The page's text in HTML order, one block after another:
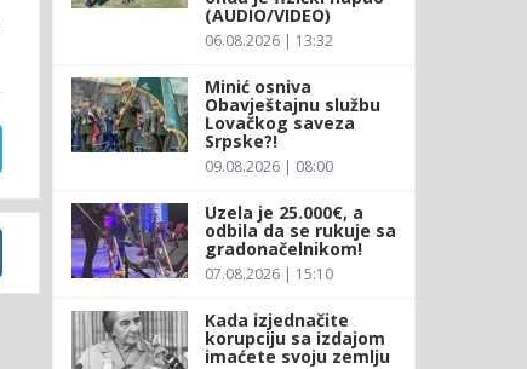
(AUDIO/VIDEO)
06.08.2026 | 13:32
Minić osniva
Obavještajnu službu
Lovačkog saveza
Srpske?!
09.08.2026 | 08:00
Uzela je 25.000€, a
odbila da se rukuje sa
gradonačelnikom!
07.08.2026 | 15:10
Kada izjednačite
korupciju sa izdajom
imaćete svoju zemlju